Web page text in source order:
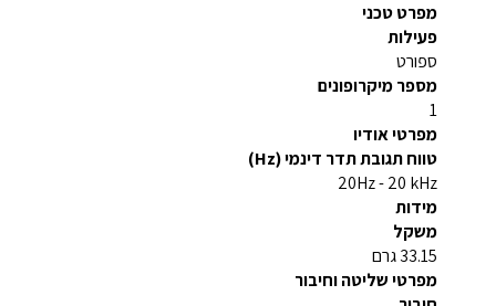
מפרט טכני
פעילות
ספורט
מספר מיקרופונים
1
מפרטי אודיו
טווח תגובת תדר דינמי (Hz)
20Hz - 20 kHz
מידות
משקל
33.15 גרם
מפרטי שליטה וחיבור